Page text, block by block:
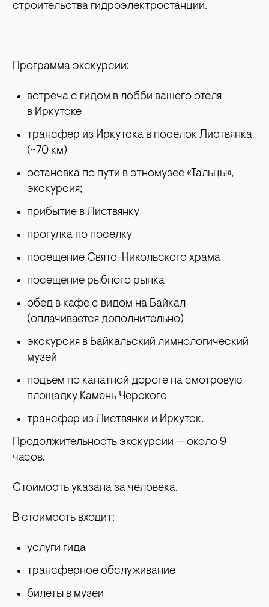
строительства гидроэлектростанции.
Программа экскурсии:
встреча с гидом в лобби вашего отеля
в Иркутске
трансфер из Иркутска в поселок Листвянка
(~70 км)
остановка по пути в этномузее «Тальцы»,
экскурсия;
прибытие в Листвянку
прогулка по поселку
посещение Свято-Никольского храма
посещение рыбного рынка
обед в кафе с видом на Байкал
(оплачивается дополнительно)
экскурсия в Байкальский лимнологический
музей
подъем по канатной дороге на смотровую
площадку Камень Черского
трансфер из Листвянки и Иркутск.
Продолжительность экскурсии — около 9
часов.
Стоимость указана за человека.
В стоимость входит:
услуги гида
трансферное обслуживание
билеты в музеи